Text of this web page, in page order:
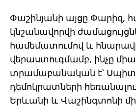
Փաշինյանի այցը Փարիզ,
կնշանավորվի
համեմատումով և
վերաստուգմամբ, ինչը
տրամաբանական է՝
դեմոկրատների
Երևանի և Վաշինգտոնի